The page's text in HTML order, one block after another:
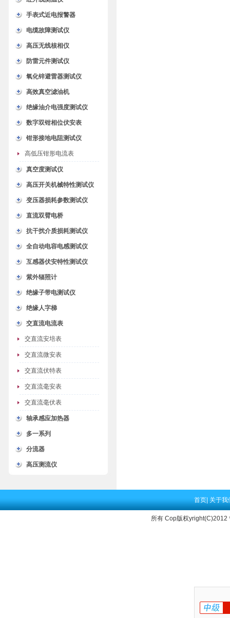
手表式近电报警器
电缆故障测试仪
高压无线核相仪
防雷元件测试仪
氧化锌避雷器测试仪
高效真空滤油机
绝缘油介电强度测试仪
数字双钳相位伏安表
钳形接地电阻测试仪
高低压钳形电流表
真空度测试仪
高压开关机械特性测试仪
变压器损耗参数测试仪
直流双臂电桥
抗干扰介质损耗测试仪
全自动电容电感测试仪
互感器伏安特性测试仪
紫外辐照计
绝缘子带电测试仪
绝缘人字梯
交直流电流表
交直流安培表
交直流微安表
交直流伏特表
交直流毫安表
交直流毫伏表
轴承感应加热器
多一系列
分流器
高压测流仪
首页 关于
所有 Cop版权yright(C)2012